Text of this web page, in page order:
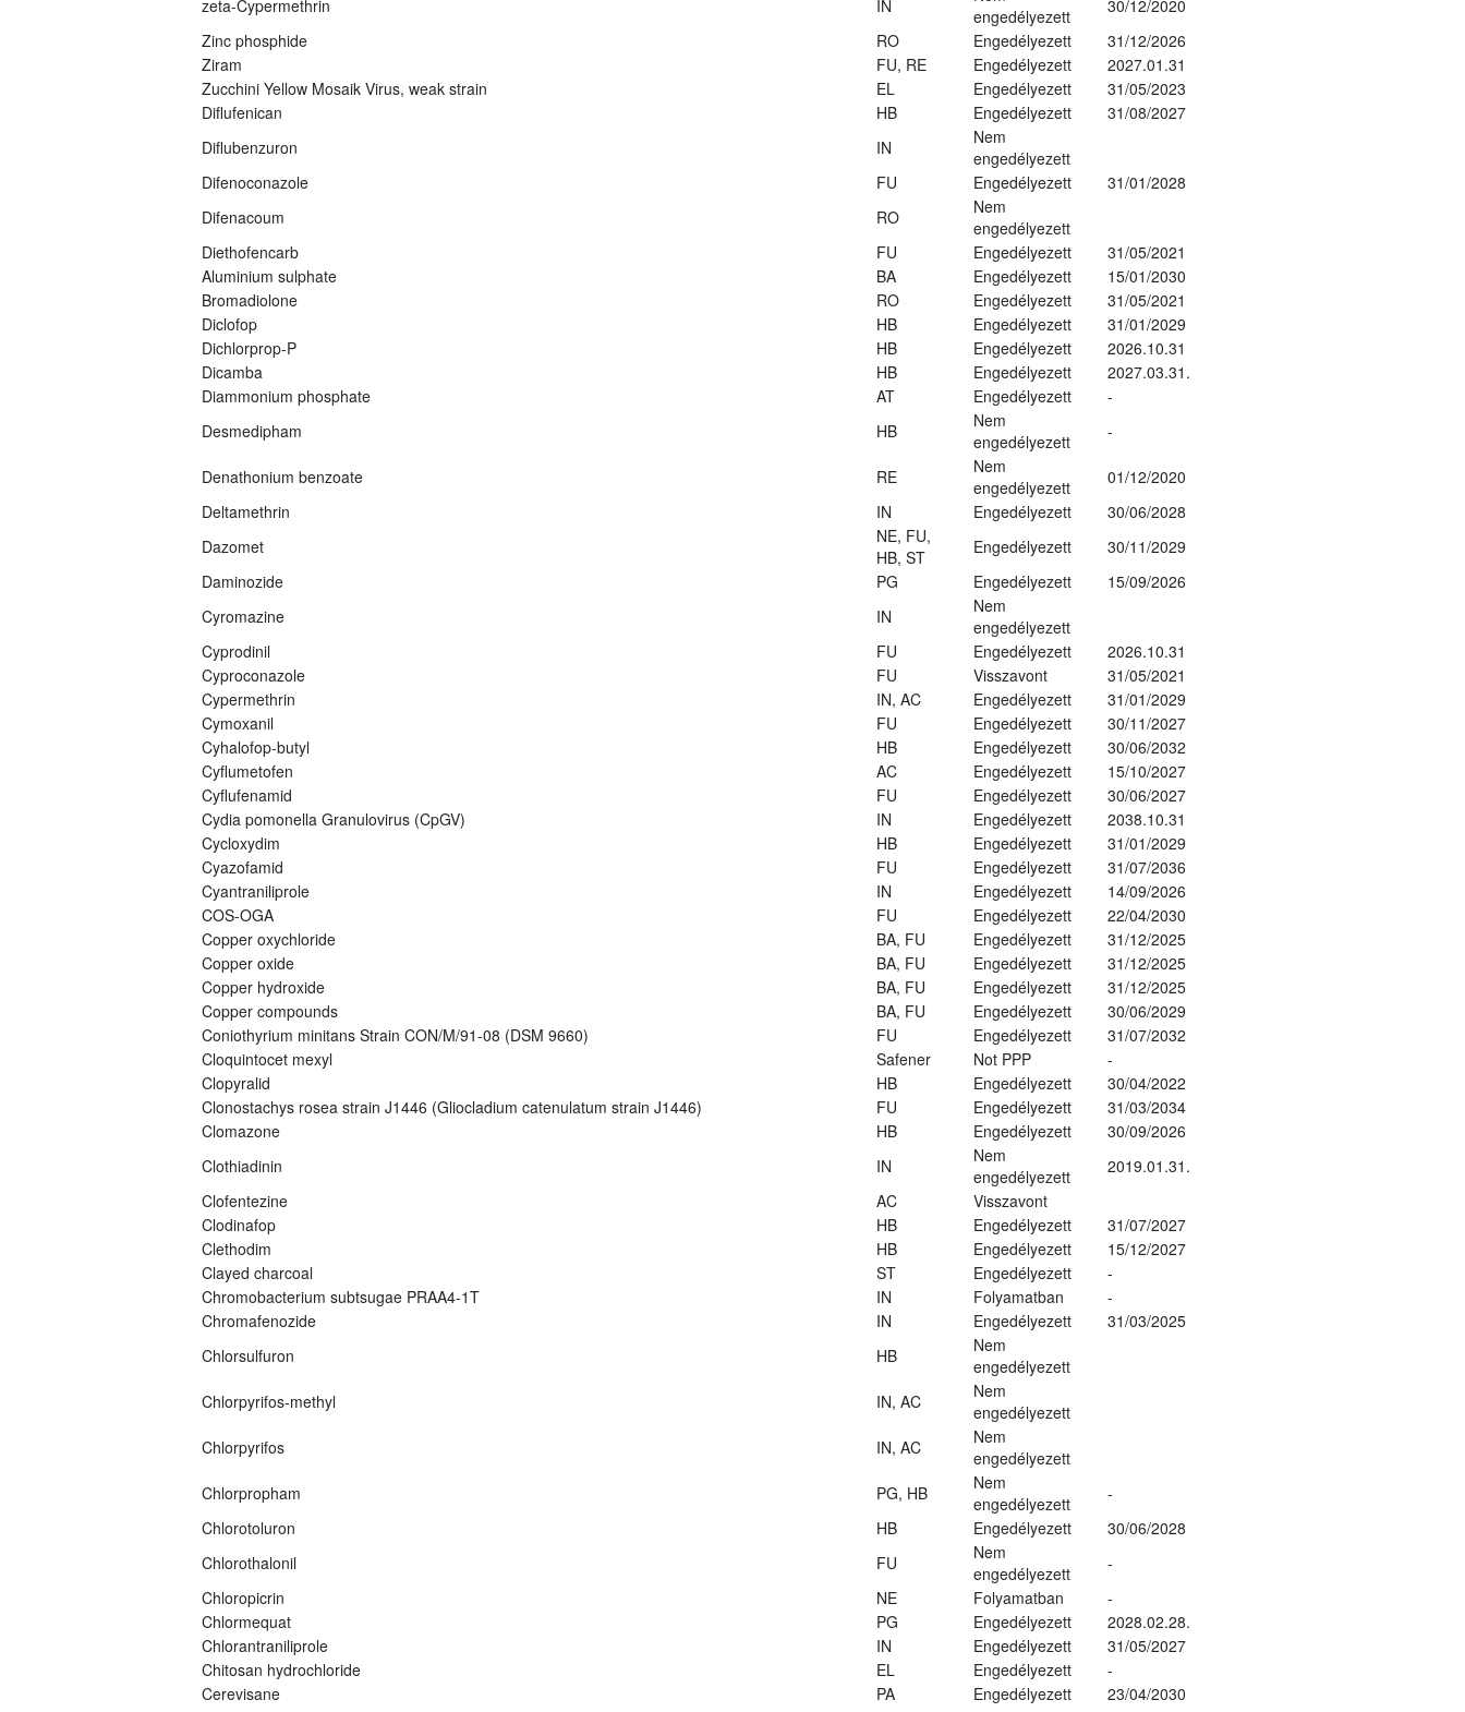
zeta-Cypermethrin
IN
engedélyezett
30/12/2020
Zinc phosphide
RO Engedélyezett
31/12/2026
Ziram
FU, RE Engedélyezett
2027.01.31
Zucchini Yellow Mosaik Virus, weak strain
EL Engedélyezett
31/05/2023
Diflufenican
HB Engedélyezett
31/08/2027
Diflubenzuron
IN
Nem
engedélyezett
Difenoconazole
FU Engedélyezett
31/01/2028
Difenacoum
RO
Nem
engedélyezett
Diethofencarb
FU Engedélyezett
31/05/2021
Aluminium sulphate
BA Engedélyezett
15/01/2030
Bromadiolone
RO Engedélyezett
31/05/2021
Diclofop
HB Engedélyezett
31/01/2029
Dichlorprop-P
HB Engedélyezett
2026.10.31
Dicamba
HB Engedélyezett
2027.03.31.
Diammonium phosphate
AT Engedélyezett
-
Desmedipham
HB
Nem
engedélyezett
-
Denathonium benzoate RE
Nem
engedélyezett
01/12/2020
Deltamethrin
IN Engedélyezett
30/06/2028
Dazomet
NE, FU,
HB, ST
Engedélyezett
30/11/2029
Daminozide
PG Engedélyezett
15/09/2026
Cyromazine
IN
Nem
engedélyezett
Cyprodinil
FU Engedélyezett
2026.10.31
Cyproconazole
FU Visszavont
31/05/2021
Cypermethrin
IN, AC Engedélyezett
31/01/2029
Cymoxanil
FU Engedélyezett
30/11/2027
Cyhalofop-butyl
HB Engedélyezett
30/06/2032
Cyflumetofen
AC Engedélyezett
15/10/2027
Cyflufenamid
FU Engedélyezett
30/06/2027
Cydia pomonella Granulovirus (CpGV)
IN Engedélyezett
2038.10.31
Cycloxydim
HB Engedélyezett
31/01/2029
Cyazofamid
FU Engedélyezett
31/07/2036
Cyantraniliprole
IN Engedélyezett
14/09/2026
COS-OGA
FU Engedélyezett
22/04/2030
Copper oxychloride
BA, FU Engedélyezett
31/12/2025
Copper oxide
BA, FU Engedélyezett
31/12/2025
Copper hydroxide
BA, FU Engedélyezett
31/12/2025
Copper compounds
BA, FU Engedélyezett
30/06/2029
Coniothyrium minitans Strain CON/M/91-08 (DSM 9660)
FU Engedélyezett
31/07/2032
Cloquintocet mexyl
Safener Not PPP
-
Clopyralid
HB Engedélyezett
30/04/2022
Clonostachys rosea strain J1446 (Gliocladium catenulatum strain J1446)
FU Engedélyezett
31/03/2034
Clomazone
HB Engedélyezett
30/09/2026
Clothiadinin
IN
Nem
engedélyezett
2019.01.31.
Clofentezine
AC
Visszavont
Clodinafop
HB Engedélyezett
31/07/2027
Clethodim
HB Engedélyezett
15/12/2027
Clayed charcoal
ST Engedélyezett
-
Chromobacterium subtsugae PRAA4-1T
IN Folyamatban
-
Chromafenozide
IN Engedélyezett
31/03/2025
Chlorsulfuron
HB
Nem
engedélyezett
Chlorpyrifos-methyl
IN, AC
Nem
engedélyezett
Chlorpyrifos
IN, AC
Nem
engedélyezett
Chlorpropham
PG, HB
Nem
engedélyezett
-
Chlorotoluron
HB Engedélyezett
30/06/2028
Chlorothalonil
FU
Nem
engedélyezett
-
Chloropicrin
NE Folyamatban
-
Chlormequat
PG Engedélyezett
2028.02.28.
Chlorantraniliprole
IN Engedélyezett
31/05/2027
Chitosan hydrochloride
EL Engedélyezett
-
Cerevisane
PA Engedélyezett
23/04/2030